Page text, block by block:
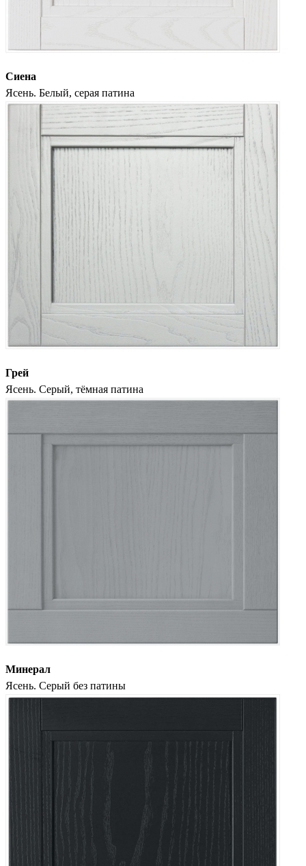
Сиена
Ясень. Белый, серая патина
Грей
Ясень. Серый, тёмная патина
Минерал
Ясень. Серый без патины